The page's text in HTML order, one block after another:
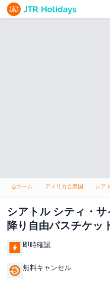
ホーム アメリカ合衆国 シア
シアトル シティ・
降り自由バスチケッ
即時確認
無料キャンセル